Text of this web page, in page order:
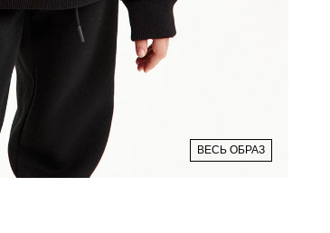
ВЕСЬ ОБРАЗ